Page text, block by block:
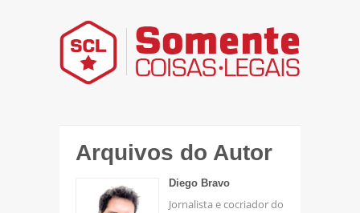
Arquivos do Autor
Diego Bravo
Jornalista e cocriador do